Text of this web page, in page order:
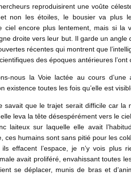
reproduisirent une voûte
non les étoiles, le bousier va plus
ciel encore plus lentement, mais si la
droite vers leur but. Il garde un angle
récentes qui montrent que
des époques antérieures l’ont
nous la Voie lactée au cours
existence toutes les fois qu’elle est
savait que le trajet serait difficile car la
leva la tête désespérément vers le
laiteux sur laquelle elle avait
ces humains sont sans pitié pour les
effacent l’espace, je n’y vois plus
avait proliféré, envahissant toutes
se déplacer, munis de bras et